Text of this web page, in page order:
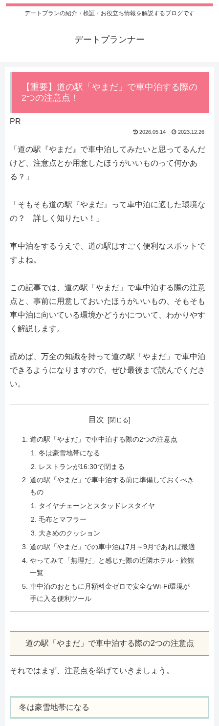
デートプランの紹介・検証・お役立ち情報を解説するブログです
デートプランナー
【重要】道の駅「やまだ」で車中泊する際の
2つの注意点！
PR
2026.05.14 2023.12.26
「道の駅『やまだ』で車中泊してみたいと思ってるんだ
けど、注意点とか用意したほうがいいものって何かあ
る？」
「そもそも道の駅『やまだ』って車中泊に適した環境な
の？ 詳しく知りたい！」
車中泊をするうえで、道の駅はすごく便利なスポットで
すよね。
この記事では、道の駅「やまだ」で車中泊する際の注意
点と、事前に用意しておいたほうがいいもの、そもそも
車中泊に向いている環境かどうかについて、わかりやす
く解説します。
読めば、万全の知識を持って道の駅「やまだ」で車中泊
できるようになりますので、ぜひ最後まで読んでくださ
い。
目次
道の駅「やまだ」で車中泊する際の2つの注意点
冬は豪雪地帯になる
レストランが16:30で閉まる
道の駅「やまだ」で車中泊する前に準備しておくべき
もの
タイヤチェーンとスタッドレスタイヤ
毛布とマフラー
大きめのクッション
道の駅「やまだ」での車中泊は7月～9月であれば最適
やってみて「無理だ」と感じた際の近隣ホテル・旅館
一覧
車中泊のおともに月額料金ゼロで安全なWi-Fi環境が
手に入る便利ツール
道の駅「やまだ」で車中泊する際の2つの注意点
それではまず、注意点を挙げていきましょう。
冬は豪雪地帯になる